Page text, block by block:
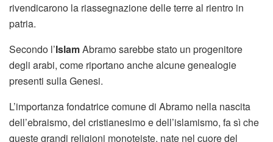
rivendicarono la riassegnazione delle terre al rientro in
patria.
Secondo l’IslamAbramo sarebbe stato un progenitore
degli arabi, come riportano anche alcune genealogie
presenti sulla Genesi.
L’importanza fondatrice comune di Abramo nella nascita
dell’ebraismo, del cristianesimo e dell’islamismo, fa sì che
queste grandi religioni monoteiste, nate nel cuore del